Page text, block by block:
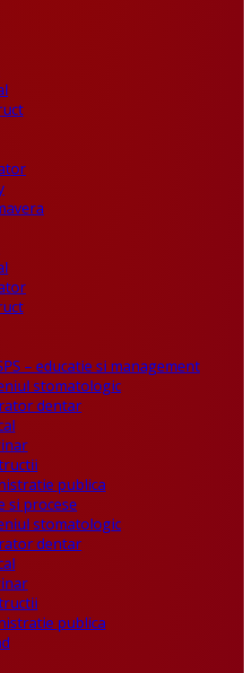
– educatie si management
stomatologic
dentar
publica
si procese
stomatologic
dentar
publica